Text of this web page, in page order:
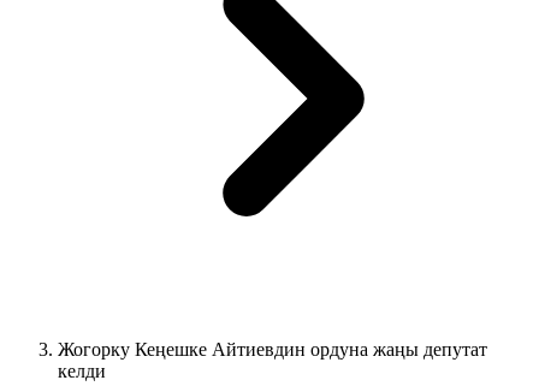
Жогорку Кеңешке Айтиевдин ордуна жаңы депутат
келди